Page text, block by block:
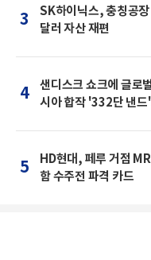
3
SK하이닉스, 충칭공
달러 자산 재편
4
샌디스크 쇼크에 글로
시아 합작 '332단 낸드
5
HD현대, 페루 거점
함 수주전 파격 카드